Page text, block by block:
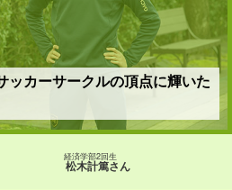
ッカーサークルの頂点に輝いた
経済学部2回生
松木計篤さん